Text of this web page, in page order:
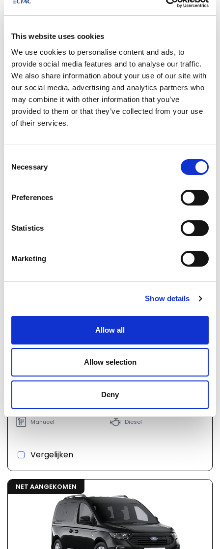
This website uses cookies
We use cookies to personalise content and ads, to
provide social media features and to analyse our traffic.
We also share information about your use of our site with
our social media, advertising and analytics partners who
may combine it with other information that you’ve
provided to them or that they’ve collected from your use
of their services.
Selection
Necessary
Preferences
Statistics
Marketing
Show details
Allow all
Allow selection
Deny
€ 31.770
19174
Benzine
€ 71.221
Manueel Diesel
Vergelijken
NET AANGEKOMEN